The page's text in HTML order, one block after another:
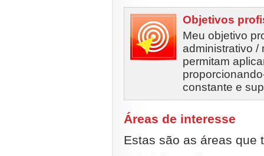
Objetivos
Meu objetivo
administrativo /
permitam
constante e
Áreas de interesse
Estas são as áreas que